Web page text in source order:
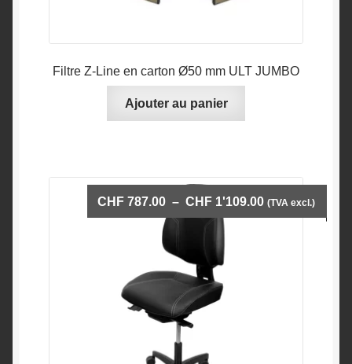
Filtre Z-Line en carton Ø50 mm ULT JUMBO
Ajouter au panier
CHF 787.00 – CHF 1'109.00Plage
de
(TVA excl.)